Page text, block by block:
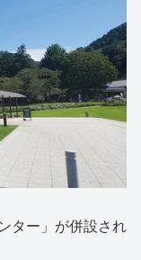
ター」が併設され